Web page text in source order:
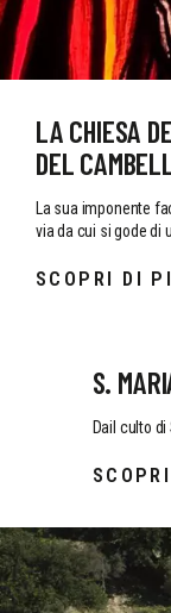
LA CHIESA
DEL
La sua imponente
via da cui si gode di
SCOPRI DI
S.
Dail culto di